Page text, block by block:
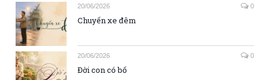
20/06/2026 0
Chuyến xe đêm
20/06/2026 0
Đời con có bố